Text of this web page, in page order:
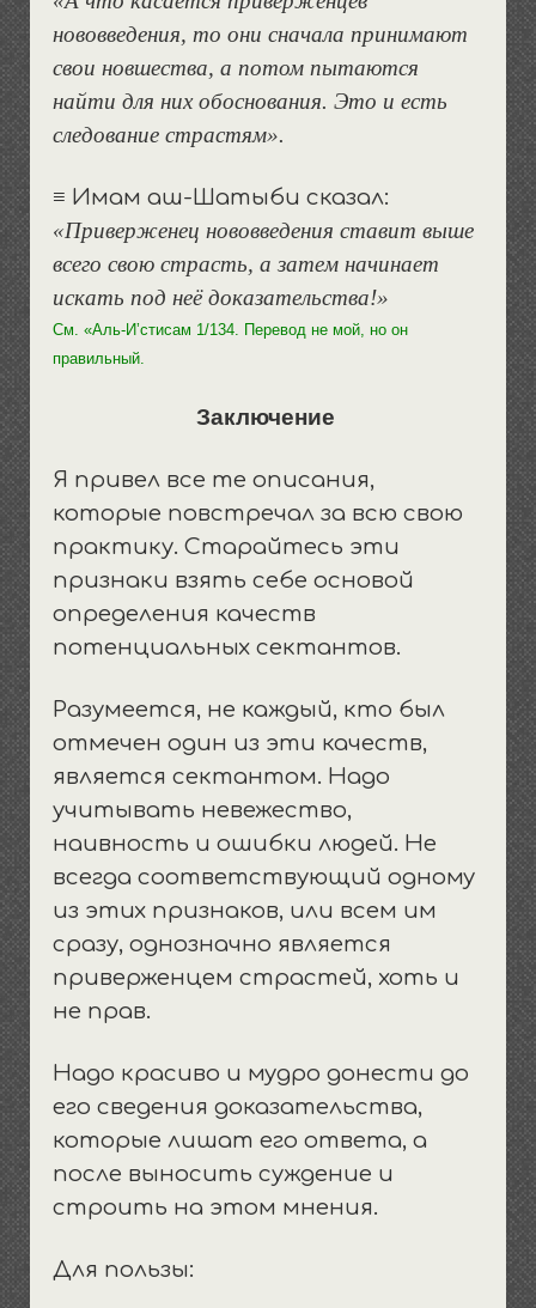
нововведения, то они сначала принимают
свои новшества, а потом пытаются
найти для них обоснования. Это и есть
следование страстям».
≡ Имам аш-Шатыби сказал:
«Приверженец нововведения ставит выше
всего свою страсть, а затем начинает
искать под неё доказательства!»
См. «Аль-И’стисам 1/134. Перевод не мой, но он
правильный.
Заключение
Я привел все те описания,
которые повстречал за всю свою
практику. Старайтесь эти
признаки взять себе основой
определения качеств
потенциальных сектантов.
Разумеется, не каждый, кто был
отмечен один из эти качеств,
является сектантом. Надо
учитывать невежество,
наивность и ошибки людей. Не
всегда соответствующий одному
из этих признаков, или всем им
сразу, однозначно является
приверженцем страстей, хоть и
не прав.
Надо красиво и мудро донести до
его сведения доказательства,
которые лишат его ответа, а
после выносить суждение и
строить на этом мнения.
Для пользы: